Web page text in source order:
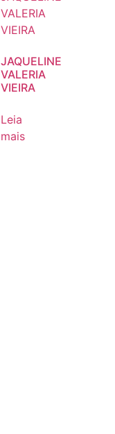
JAQUELINE
VALERIA
VIEIRA
Leia
mais